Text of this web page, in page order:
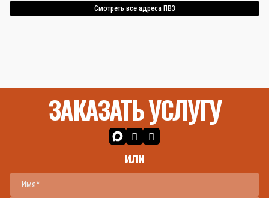
Смотреть все адреса ПВЗ
ЗАКАЗАТЬ УСЛУГУ
или